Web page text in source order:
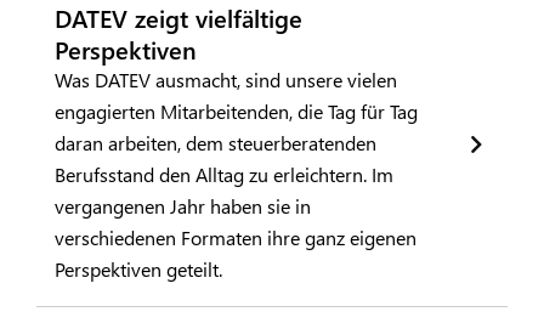
DATEV zeigt vielfältige
Perspektiven
Was DATEV ausmacht, sind unsere vielen
engagierten Mitarbeitenden, die Tag für Tag
daran arbeiten, dem steuerberatenden
Berufsstand den Alltag zu erleichtern. Im
vergangenen Jahr haben sie in
verschiedenen Formaten ihre ganz eigenen
Perspektiven geteilt.